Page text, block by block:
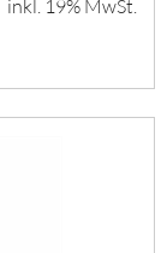
inkl. 19% MwSt.